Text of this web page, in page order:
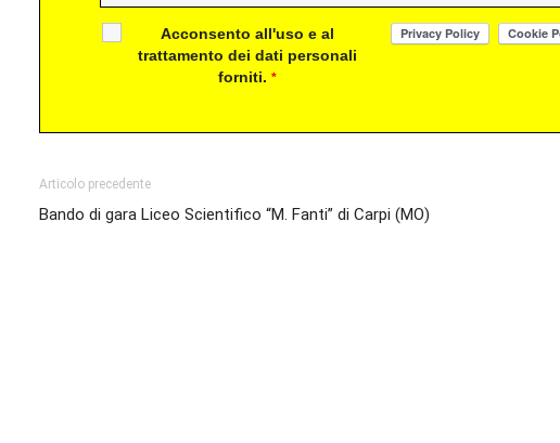
Acconsento all'uso e al
trattamento dei dati personali
forniti.*
Articolo precedente
Bando di gara Liceo Scientifico “M. Fanti” di Carpi (MO)